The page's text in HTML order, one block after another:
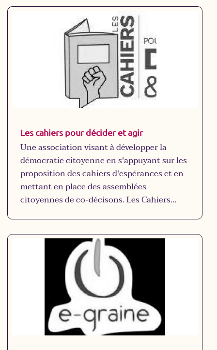
quartier.
L’accès des habitants des quartiers
populaires au plus grand nombre
d’opportunités, à l’éducation, la formation
et l’emploi est un objectif prioritaire pour la
Ville. En complément des activités
existantes la Ville souhaite mettre l’accent
sur les enjeux liés au numérique à 360
numérique, un lieu de vie accessible, Un lieu
d’excellence de l’accompagnement socio-
professionnelle.
Les cahiers pour décider et agir
Une association visant à développer la
démocratie citoyenne en s'appuyant sur les
proposition des cahiers d'espérances et en
mettant en place des assemblées
citoyennes de co-décisons. Les Cahiers
effectif des habitant.e.s sur leur territoire.